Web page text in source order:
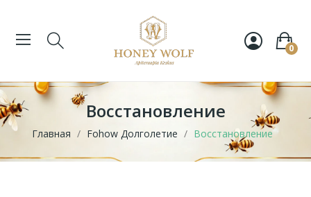
0
Восстановление
Главная Fohow Долголетие Восстановление